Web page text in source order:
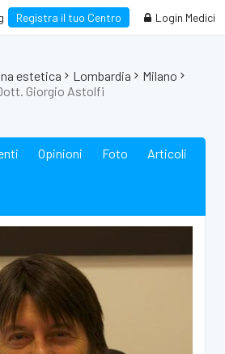
Registra il tuo Centro Login Medici
estetica Lombardia
Milano
Giorgio Astolfi
Opinioni Foto
Articoli